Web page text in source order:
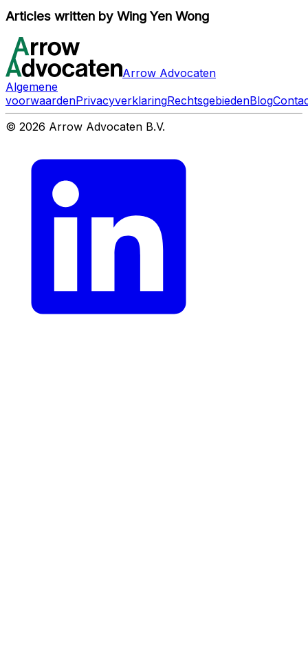
Articles written by Wing Yen Wong
Arrow Advocaten
Algemene
voorwaardenPrivacyverklaringRechtsgebiedenBlog
© 2026 Arrow Advocaten B.V.